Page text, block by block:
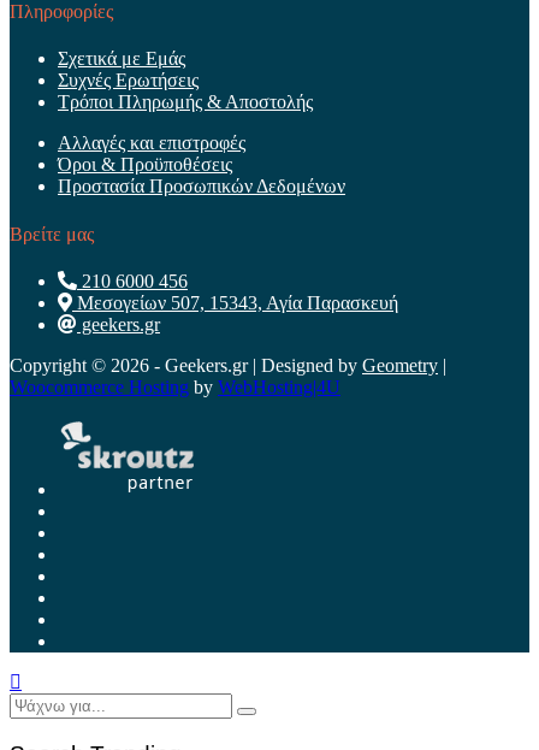
Πληροφορίες
Σχετικά με Εμάς
Συχνές Ερωτήσεις
Τρόποι Πληρωμής & Αποστολής
Αλλαγές και επιστροφές
Όροι & Προϋποθέσεις
Προστασία Προσωπικών Δεδομένων
Βρείτε μας
210 6000 456
Μεσογείων 507, 15343, Αγία Παρασκευή
geekers.gr
Copyright © 2026 - Geekers.gr | Designed by Geometry |
Woocommerce Hosting by WebHosting|4U